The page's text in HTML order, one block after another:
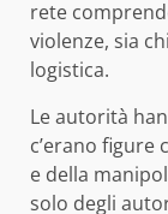
rete
violenze, sia
logistica.
Le autorità
c’erano figure
e della
solo degli